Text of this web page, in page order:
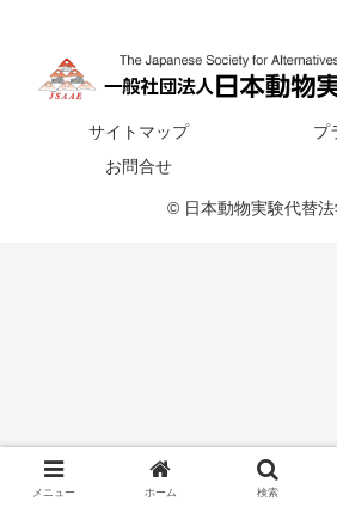
サイトマップ
プ
お問合せ
© 日本動物実験代替法
メニュー ホーム 検索